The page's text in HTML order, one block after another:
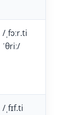
/ˌfɔːr.ti
ˈθriː/
/ˌfɪf.ti